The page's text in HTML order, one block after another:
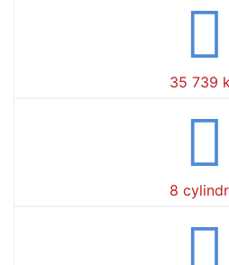
35 739
8